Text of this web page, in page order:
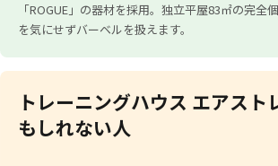
「ROGUE」の器材を採用。独立平屋83㎡の完全
を気にせずバーベルを扱えます。
トレーニングハウス エアスト
もしれない人